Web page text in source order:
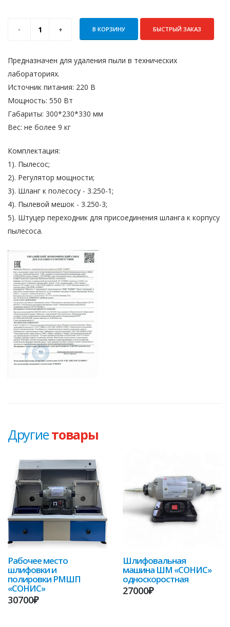
В КОРЗИНУ БЫСТРЫЙ ЗАКАЗ
Предназначен для удаления пыли в технических
лабораториях.
Источник питания: 220 В
Мощность: 550 Вт
Габариты: 300*230*330 мм
Вес: не более 9 кг
Комплектация:
1). Пылесос;
2). Регулятор мощности;
3). Шланг к полесосу - 3.250-1;
4). Пылевой мешок - 3.250-3;
5). Штуцер переходник для присоединения шланга к корпусу
пылесоса.
Другиетовары
Рабочее место
шлифовки и
полировки РМШП
«СОНИС»
30700₽
Шлифовальная
машина ШМ «СОНИС»
односкоростная
27000₽